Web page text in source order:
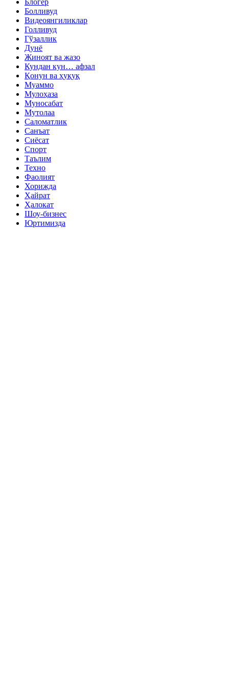
Блогер
Болливуд
Видеоянгиликлар
Голливуд
Гўзаллик
Дунё
Жиноят ва жазо
Кундан кун… афзал
Қонун ва ҳуқуқ
Муаммо
Мулоҳаза
Муносабат
Мутолаа
Саломатлик
Санъат
Сиёсат
Спорт
Таълим
Техно
Фаолият
Хорижда
Ҳайрат
Ҳалокат
Шоу-бизнес
Юртимизда